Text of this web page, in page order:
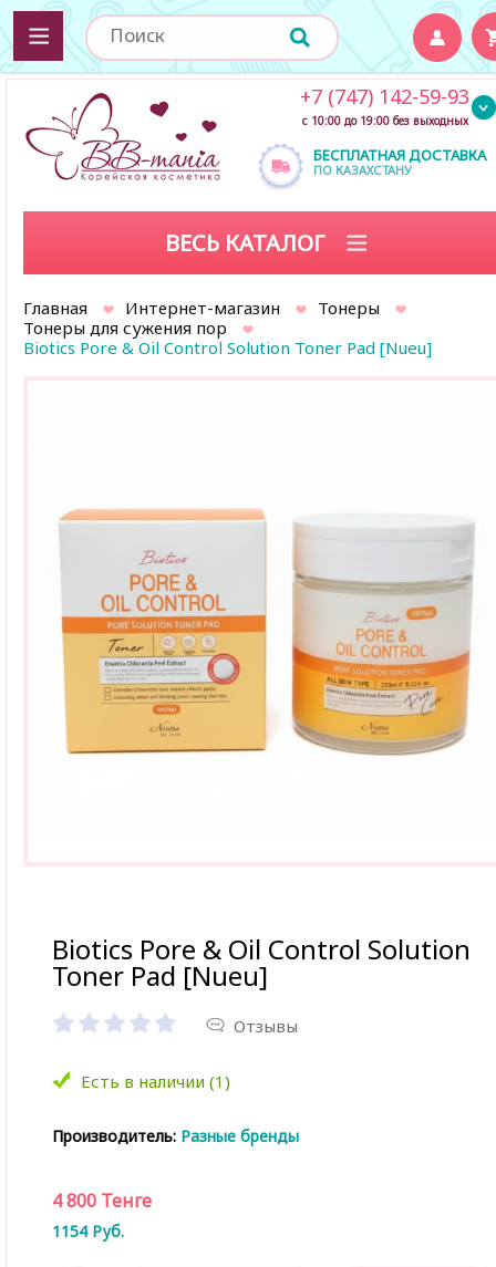
БЕСПЛАТНАЯ ДОСТАВКА
ПО КАЗАХСТАНУ
+7 (747) 142-59-93
с 10:00 до 19:00 без выходных
ВЕСЬ КАТАЛОГ
Главная Интернет-магазин
Тонеры
Тонеры для сужения пор
Biotics Pore & Oil Control Solution Toner Pad [Nueu]
Biotics Pore & Oil Control Solution
Toner Pad [Nueu]
Отзывы
Есть в наличии (1)
Производитель: Разные бренды
4 800 Тенге
1154 Руб.